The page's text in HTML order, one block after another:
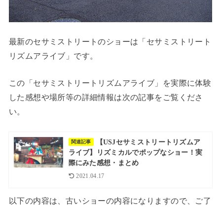
最新のセサミストリートのショーは「セサミストリート
リズムアライブ」です。
この「セサミストリートリズムアライブ」を実際に体験
した感想や場所等の詳細情報は次の記事をご覧くださ
い。
関連記事
【USJセサミストリートリズムア
ライブ】リズミカルでポップなショー！実
際にみた感想・まとめ
2021.04.17
以下の内容は、古いショーの内容になりますので、ご了